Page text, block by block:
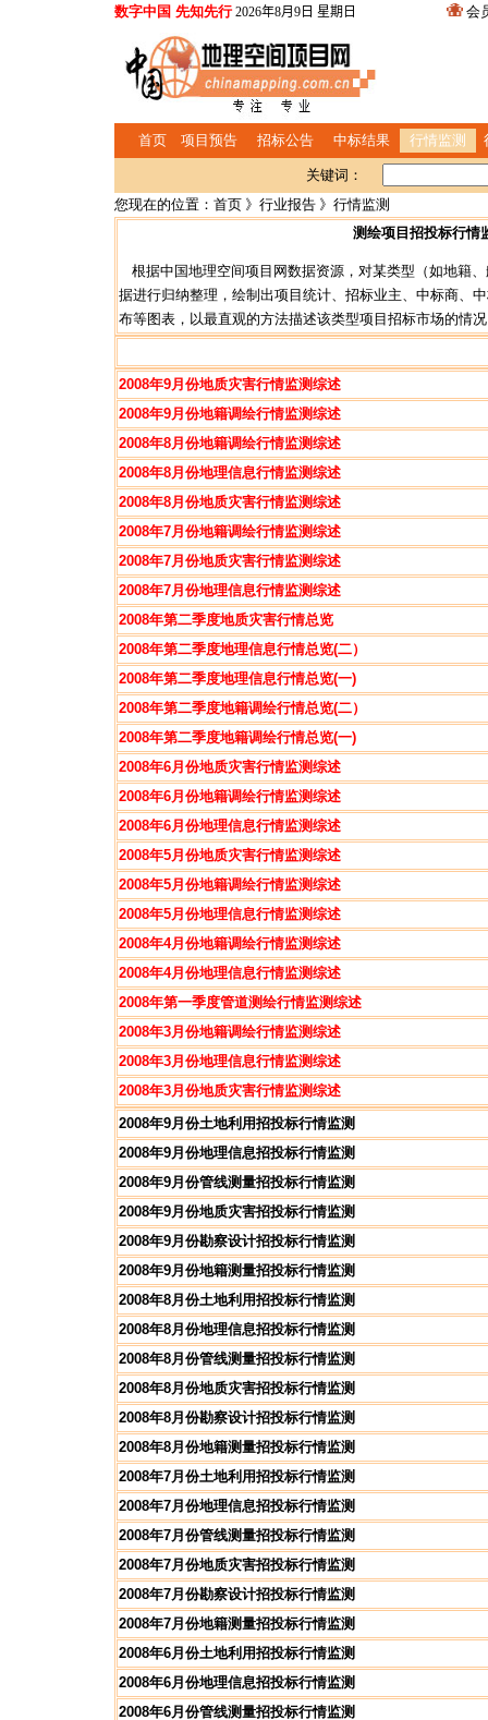
数字中国 先知先行 2026年8月9日 星期日 会
首页 项目预告 招标公告 中标结果 行情监测
关键词：
您现在的位置： 首页 》 行业报告 》行情监测
测绘项目招投标行情
根据中国地理空间项目网数据资源，对某类型（如地籍
据进行归纳整理，绘制出项目统计、招标业主、中标商、
布等图表，以最直观的方法描述该类型项目招标市场的情
2008年9月份地质灾害行情监测综述
2008年9月份地籍调绘行情监测综述
2008年8月份地籍调绘行情监测综述
2008年8月份地理信息行情监测综述
2008年8月份地质灾害行情监测综述
2008年7月份地籍调绘行情监测综述
2008年7月份地质灾害行情监测综述
2008年7月份地理信息行情监测综述
2008年第二季度地质灾害行情总览
2008年第二季度地理信息行情总览(二）
2008年第二季度地理信息行情总览(一)
2008年第二季度地籍调绘行情总览(二）
2008年第二季度地籍调绘行情总览(一)
2008年6月份地质灾害行情监测综述
2008年6月份地籍调绘行情监测综述
2008年6月份地理信息行情监测综述
2008年5月份地质灾害行情监测综述
2008年5月份地籍调绘行情监测综述
2008年5月份地理信息行情监测综述
2008年4月份地籍调绘行情监测综述
2008年4月份地理信息行情监测综述
2008年第一季度管道测绘行情监测综述
2008年3月份地籍调绘行情监测综述
2008年3月份地理信息行情监测综述
2008年3月份地质灾害行情监测综述
2008年9月份土地利用招投标行情监测
2008年9月份地理信息招投标行情监测
2008年9月份管线测量招投标行情监测
2008年9月份地质灾害招投标行情监测
2008年9月份勘察设计招投标行情监测
2008年9月份地籍测量招投标行情监测
2008年8月份土地利用招投标行情监测
2008年8月份地理信息招投标行情监测
2008年8月份管线测量招投标行情监测
2008年8月份地质灾害招投标行情监测
2008年8月份勘察设计招投标行情监测
2008年8月份地籍测量招投标行情监测
2008年7月份土地利用招投标行情监测
2008年7月份地理信息招投标行情监测
2008年7月份管线测量招投标行情监测
2008年7月份地质灾害招投标行情监测
2008年7月份勘察设计招投标行情监测
2008年7月份地籍测量招投标行情监测
2008年6月份土地利用招投标行情监测
2008年6月份地理信息招投标行情监测
2008年6月份管线测量招投标行情监测